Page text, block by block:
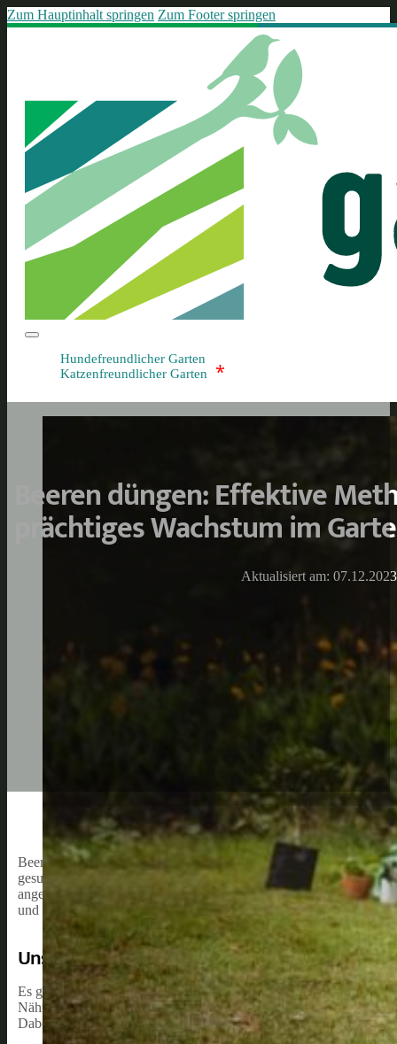
Zum Hauptinhalt springen Zum Footer springen
Hundefreundlicher Garten
Katzenfreundlicher Garten
*
Beeren düngen: Effektive
prächtiges Wachstum im
Aktualisiert am: 07.12.2023
Beerenobst ist ein wichtiger Bestandteil vieler Gärten, da sie nicht
gesundheitsfördernde Wirkung geschätzt werden. Um
angemessene Düngung unerlässlich. In diesem Artikel werden wir
und anderen erläutern, um Ihnen bei der Pflege Ihrer Pflanzen zu
Unsere Empfehlung:
Es gibt verschiedene Methoden und Düngemittel, die für die
Nährstoffversorgung ist entscheidend, um das Wachstum, die
Dabei spielt die Wahl des richtigen Düngers und eine gut